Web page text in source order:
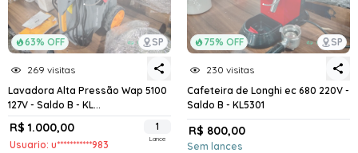
63% OFF SP
269 visitas
Lavadora Alta Pressão Wap 5100
127V - Saldo B - KL...
R$ 1.000,00
Usuario: u***********983
1
Lance
75% OFF SP
230 visitas
Cafeteira de Longhi ec 680 220V -
Saldo B - KL5301
R$ 800,00
Sem lances